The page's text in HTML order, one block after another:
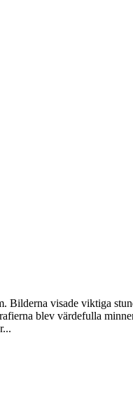
visade viktiga
blev värdefulla